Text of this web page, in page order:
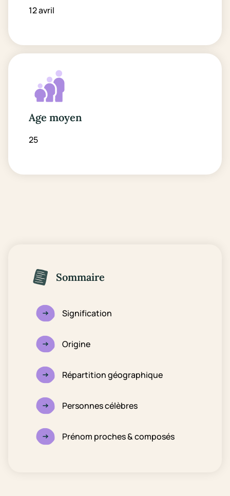
12 avril
Age moyen
25
Sommaire
Signification
Origine
Répartition géographique
Personnes célèbres
Prénom proches & composés